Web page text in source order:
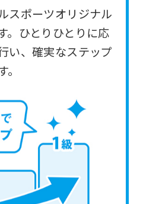
スポーツオリジナル
。ひとりひとりに応
い、確実なステップ
you
use
an
automatic
translation
service,
the
Japanese
version
of
this